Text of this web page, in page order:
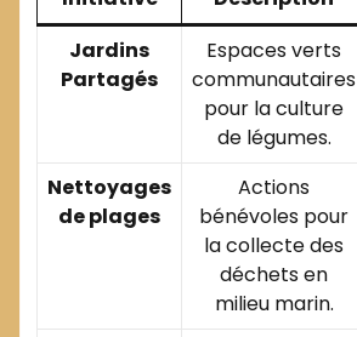
Jardins
Partagés
Espaces verts
communautaires
pour la culture
de légumes.
Nettoyages
de plages
Actions
bénévoles pour
la collecte des
déchets en
milieu marin.